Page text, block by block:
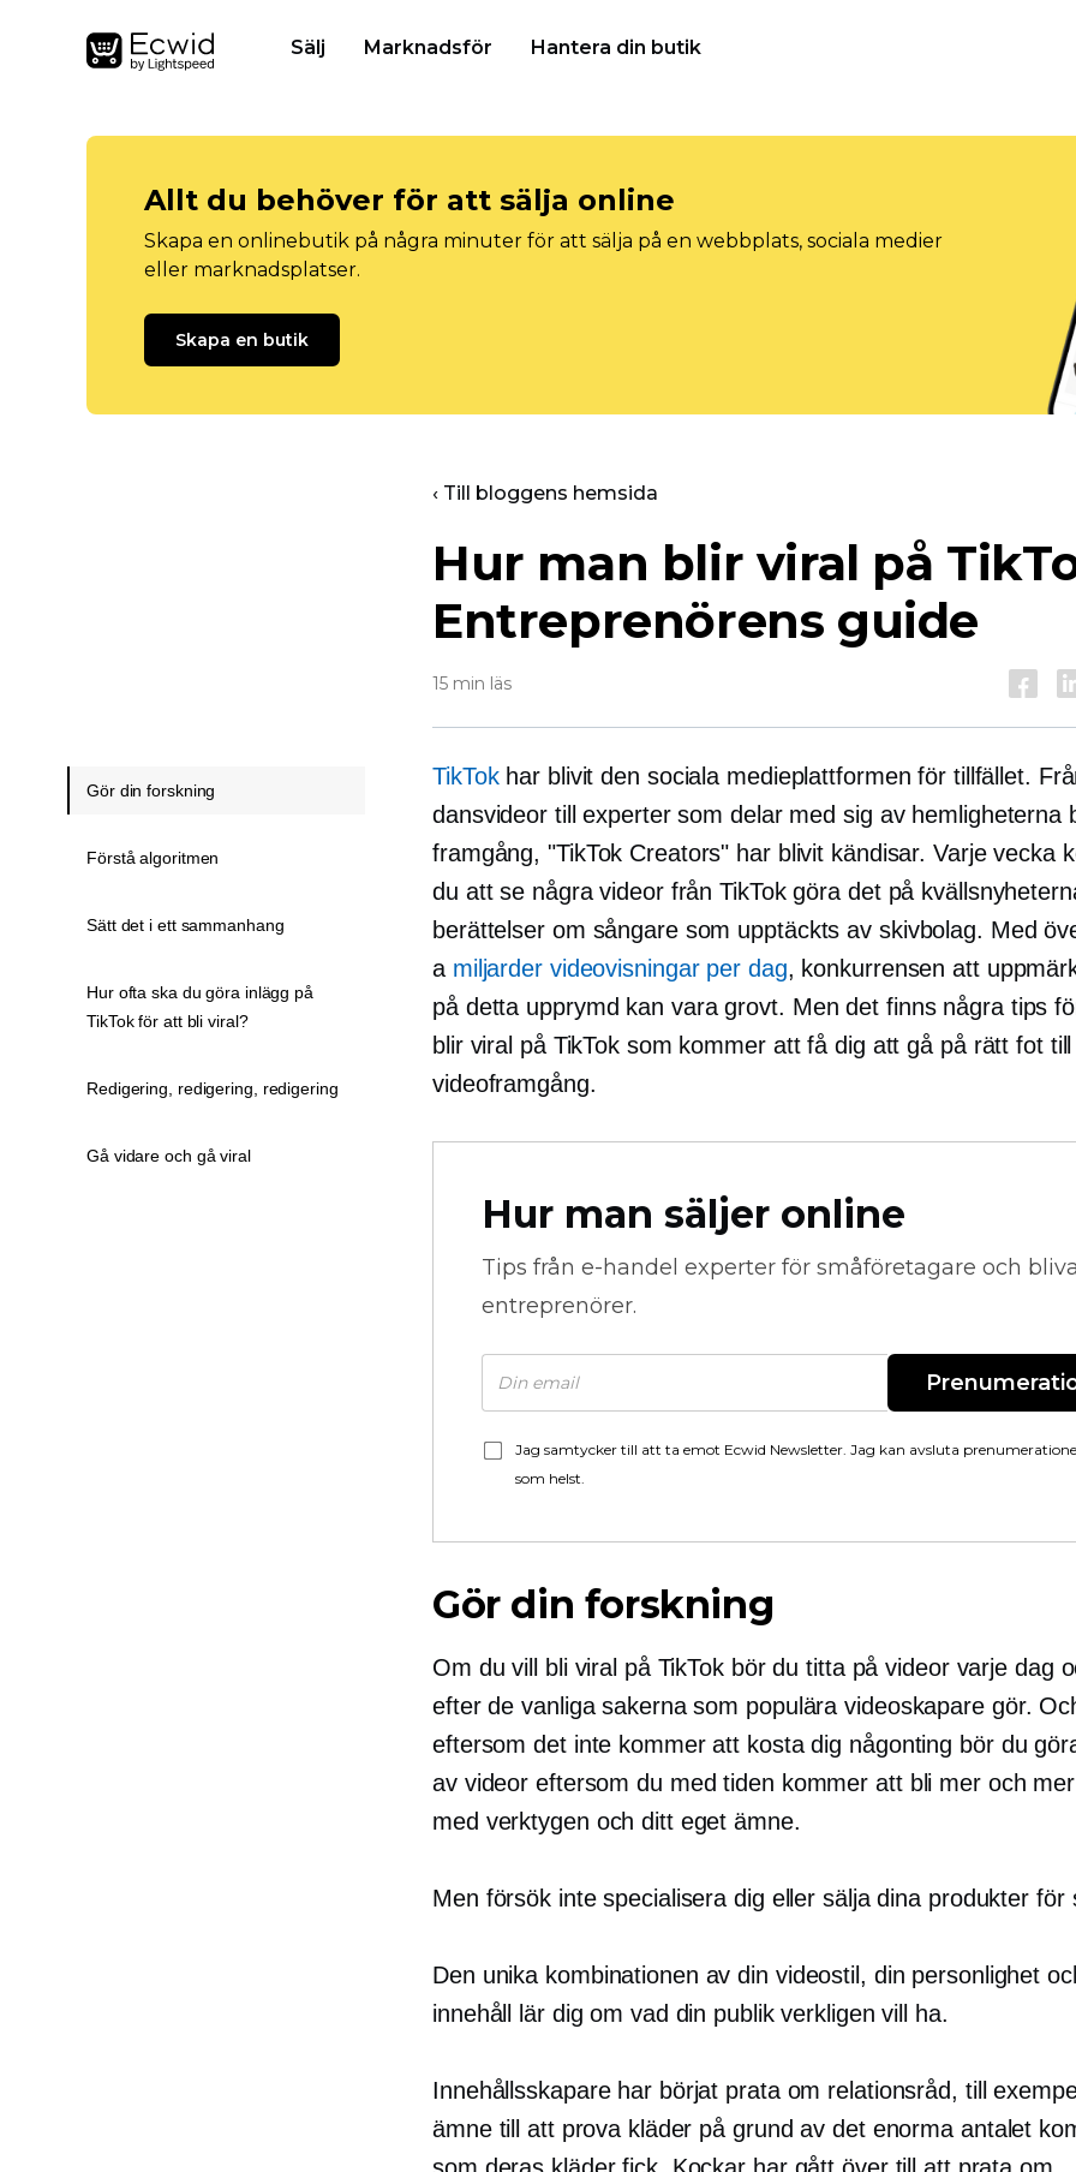
Sälj Marknadsför Hantera din butik
Allt du behöver för att sälja online
Skapa en onlinebutik på några minuter för att sälja på en webbplats, sociala medier
eller marknadsplatser.
Skapa en butik
‹ Till bloggens hemsida
Hur man blir viral på
Entreprenörens guide
15 min läs
TikTokhar blivit den sociala medieplattformen för tillfället.
dansvideor till experter som delar med sig av hemligheterna
framgång, "TikTok Creators" har blivit kändisar. Varje vecka
du att se några videor från TikTok göra det på
berättelser om sångare som upptäckts av skivbolag. Med
a miljarder videovisningar per dag, konkurrensen att
på detta upprymd kan vara grovt. Men det finns några tips
blir viral på TikTok som kommer att få dig att gå på rätt fot till
videoframgång.
Hur man säljer online
Tips från e-handel experter för småföretagare och
entreprenörer.
Jag samtycker till att ta emot Ecwid Newsletter. Jag kan avsluta
som helst.
Gör din forskning
Om du vill bli viral på TikTok bör du titta på videor varje dag
efter de vanliga sakerna som populära videoskapare gör.
eftersom det inte kommer att kosta dig någonting bör du
av videor eftersom du med tiden kommer att bli mer och
med verktygen och ditt eget ämne.
Men försök inte specialisera dig eller sälja dina produkter för
Den unika kombinationen av din videostil, din personlighet
innehåll lär dig om vad din publik verkligen vill ha.
Innehållsskapare har börjat prata om relationsråd, till
ämne till att prova kläder på grund av det enorma antalet
Gör din forskning
Förstå algoritmen
Sätt det i ett sammanhang
Hur ofta ska du göra inlägg på
TikTok för att bli viral?
Redigering, redigering, redigering
Gå vidare och gå viral